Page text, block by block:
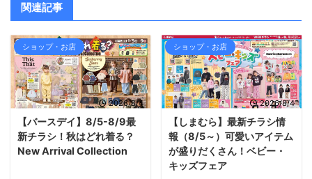
関連記事
ショップ・お店
2026/8/4
【バースデイ】8/5-8/9最
新チラシ！秋はどれ着る？
New Arrival Collection
ショップ・お店
2026/8/4
【しまむら】最新チラシ情
報（8/5～）可愛いアイテム
が盛りだくさん！ベビー・
キッズフェア